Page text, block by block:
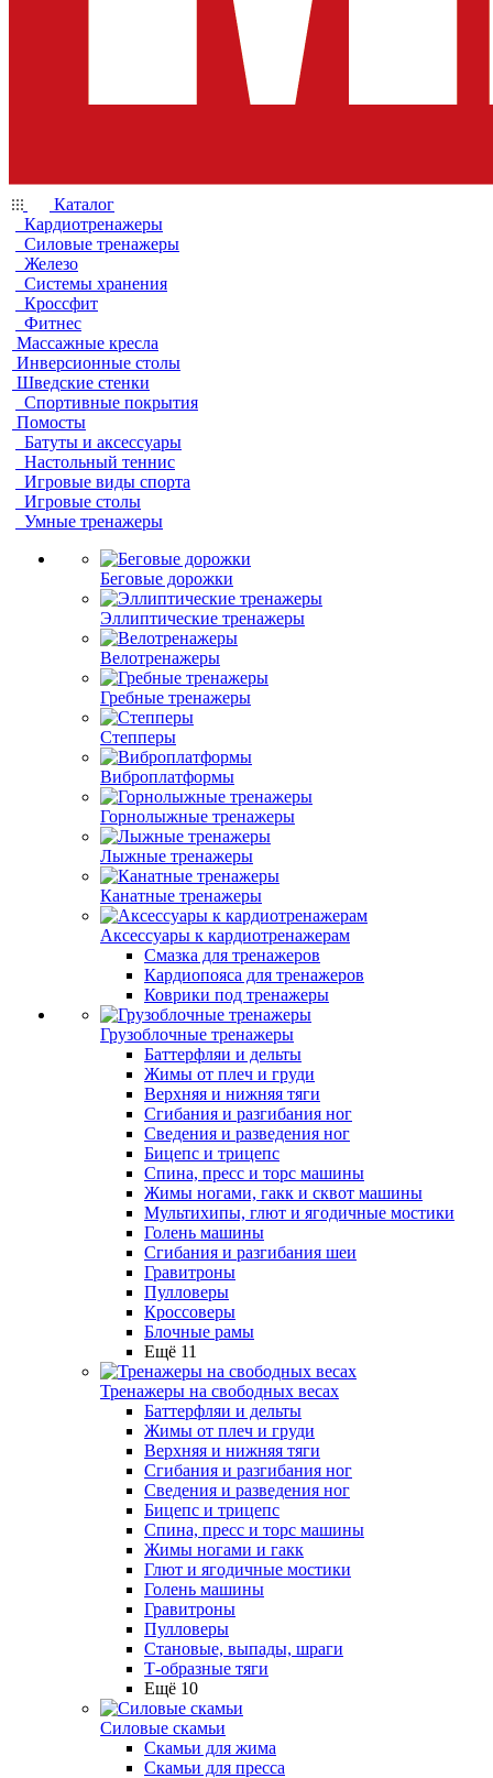
Каталог
Кардиотренажеры
Силовые тренажеры
Железо
Системы хранения
Кроссфит
Фитнес
Массажные кресла
Инверсионные столы
Шведские стенки
Спортивные покрытия
Помосты
Батуты и аксессуары
Настольный теннис
Игровые виды спорта
Игровые столы
Умные тренажеры
Беговые дорожки
Эллиптические тренажеры
Велотренажеры
Гребные тренажеры
Степперы
Виброплатформы
Горнолыжные тренажеры
Лыжные тренажеры
Канатные тренажеры
Аксессуары к кардиотренажерам
Смазка для тренажеров
Кардиопояса для тренажеров
Коврики под тренажеры
Грузоблочные тренажеры
Баттерфляи и дельты
Жимы от плеч и груди
Верхняя и нижняя тяги
Сгибания и разгибания ног
Сведения и разведения ног
Бицепс и трицепс
Спина, пресс и торс машины
Жимы ногами, гакк и сквот машины
Мультихипы, глют и ягодичные мостики
Голень машины
Сгибания и разгибания шеи
Гравитроны
Пулловеры
Кроссоверы
Блочные рамы
Ещё 11
Тренажеры на свободных весах
Баттерфляи и дельты
Жимы от плеч и груди
Верхняя и нижняя тяги
Сгибания и разгибания ног
Сведения и разведения ног
Бицепс и трицепс
Спина, пресс и торс машины
Жимы ногами и гакк
Глют и ягодичные мостики
Голень машины
Гравитроны
Пулловеры
Становые, выпады, шраги
Т-образные тяги
Ещё 10
Силовые скамьи
Скамьи для жима
Скамьи для пресса